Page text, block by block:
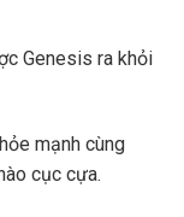
Genesis ra khỏi
mạnh cùng
cục cựa.